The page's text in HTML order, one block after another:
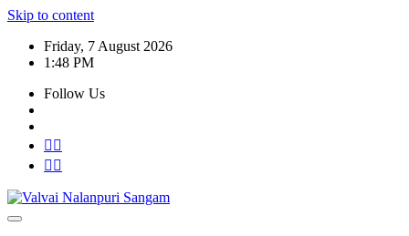
Skip to content
Friday, 7 August 2026
1:48 PM
Follow Us